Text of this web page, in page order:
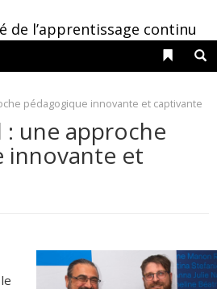
de l’apprentissage continu
Liens
pédagogique innovante et captivante
: une approche
innovante et